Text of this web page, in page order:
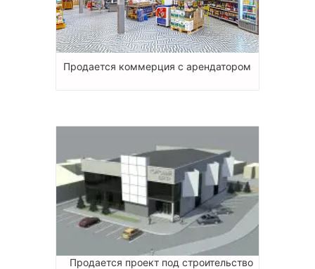
Продается коммерция с арендатором
Продается проект под строительство